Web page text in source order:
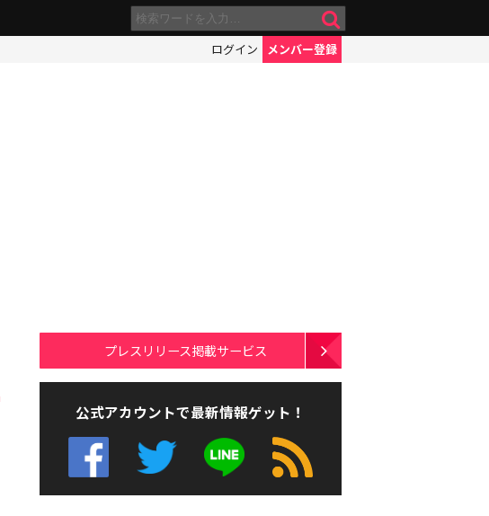
ログイン メンバー登録
プレスリリース掲載サービス
公式アカウントで最新情報ゲット！